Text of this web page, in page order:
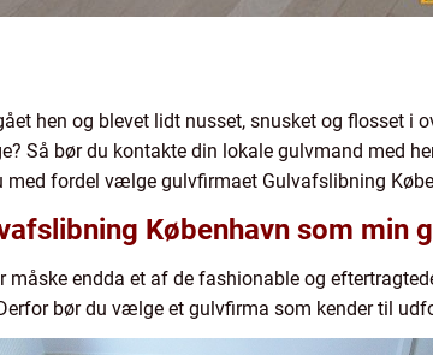
hen og blevet lidt nusset, snusket og flosset i
Så bør du kontakte din lokale gulvmand med
med fordel vælge gulvfirmaet Gulvafslibning
København som min
endda et af de fashionable og
bør du vælge et gulvfirma som kender til